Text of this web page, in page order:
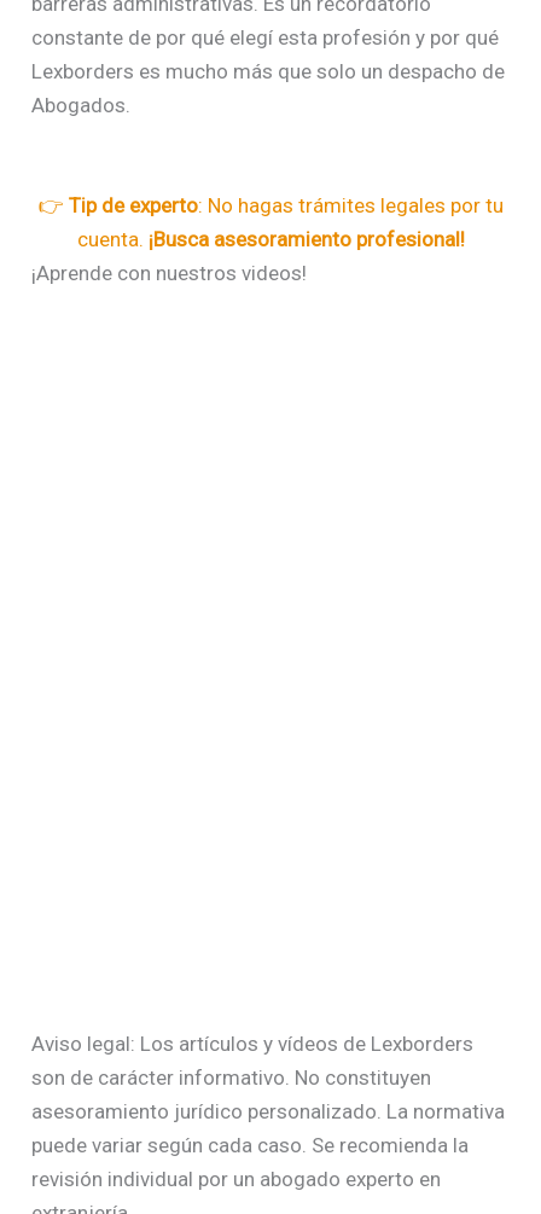
constante de por qué elegí esta profesión y por qué
Lexborders es mucho más que solo un despacho de
Abogados.
👉 Tip de experto: No hagas trámites legales por tu
cuenta. ¡Busca asesoramiento profesional!
¡Aprende con nuestros videos!
Aviso legal: Los artículos y vídeos de Lexborders
son de carácter informativo. No constituyen
asesoramiento jurídico personalizado. La normativa
puede variar según cada caso. Se recomienda la
revisión individual por un abogado experto en